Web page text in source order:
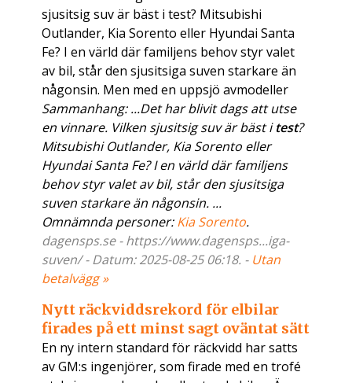
sjusitsig suv är bäst i test? Mitsubishi
Outlander, Kia Sorento eller Hyundai Santa
Fe? I en värld där familjens behov styr valet
av bil, står den sjusitsiga suven starkare än
någonsin. Men med en uppsjö avmodeller
Sammanhang: ...Det har blivit dags att utse
en vinnare. Vilken sjusitsig suv är bäst itest?
Mitsubishi Outlander, Kia Sorento eller
Hyundai Santa Fe? I en värld där familjens
behov styr valet av bil, står den sjusitsiga
suven starkare än någonsin. ...
Omnämnda personer:Kia Sorento.
dagensps.se - https://www.dagensps...iga-
suven/ - Datum: 2025-08-25 06:18. - Utan
betalvägg »
Nytt räckviddsrekord för elbilar
firades på ett minst sagt oväntat sätt
En ny intern standard för räckvidd har satts
av GM:s ingenjörer, som firade med en trofé